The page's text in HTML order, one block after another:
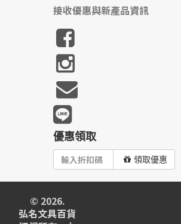
接收優惠與新產品資訊
優惠領取
領取優惠
© 2026.
弘名文具百貨